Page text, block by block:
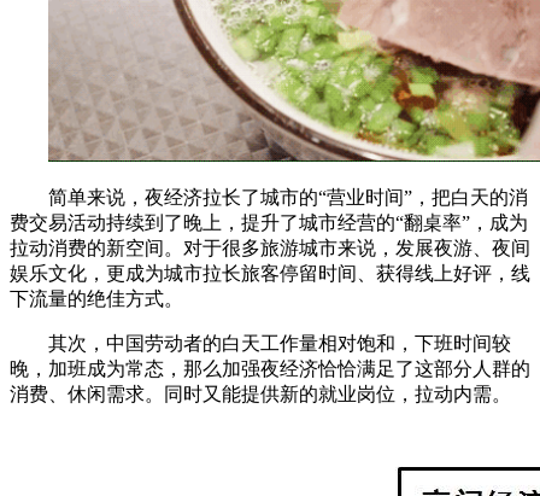
简单来说，夜经济拉长了城市的“营业时间”，把白天的消
费交易活动持续到了晚上，提升了城市经营的“翻桌率”，成为
拉动消费的新空间。对于很多旅游城市来说，发展夜游、夜间
娱乐文化，更成为城市拉长旅客停留时间、获得线上好评，线
下流量的绝佳方式。
其次，中国劳动者的白天工作量相对饱和，下班时间较
晚，加班成为常态，那么加强夜经济恰恰满足了这部分人群的
消费、休闲需求。同时又能提供新的就业岗位，拉动内需。